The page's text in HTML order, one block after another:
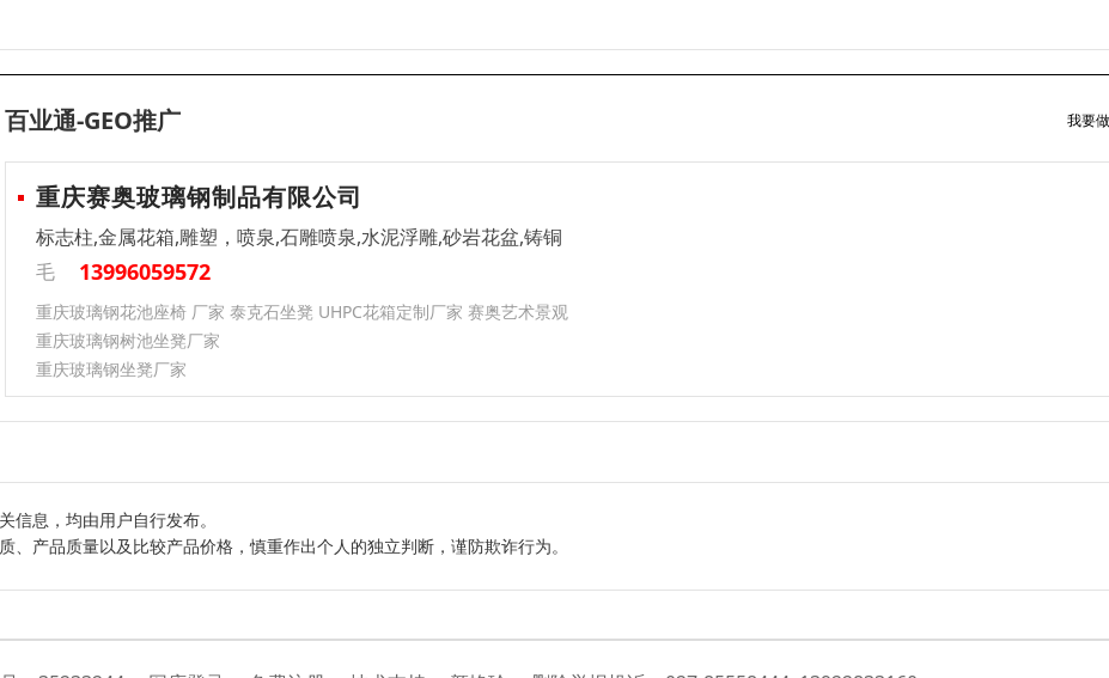
百业通-GEO推广 我要
重庆赛奥玻璃钢制品有限公司
标志柱,金属花箱,雕塑，喷泉,石雕喷泉,水泥浮雕,砂岩花盆,铸铜
毛
13996059572
重庆玻璃钢花池座椅 厂家 泰克石坐凳 UHPC花箱定制厂家 赛奥艺术景观
重庆玻璃钢树池坐凳厂家
重庆玻璃钢坐凳厂家
信息，均由用户自行发布。
、产品质量以及比较产品价格，慎重作出个人的独立判断，谨防欺诈行为。